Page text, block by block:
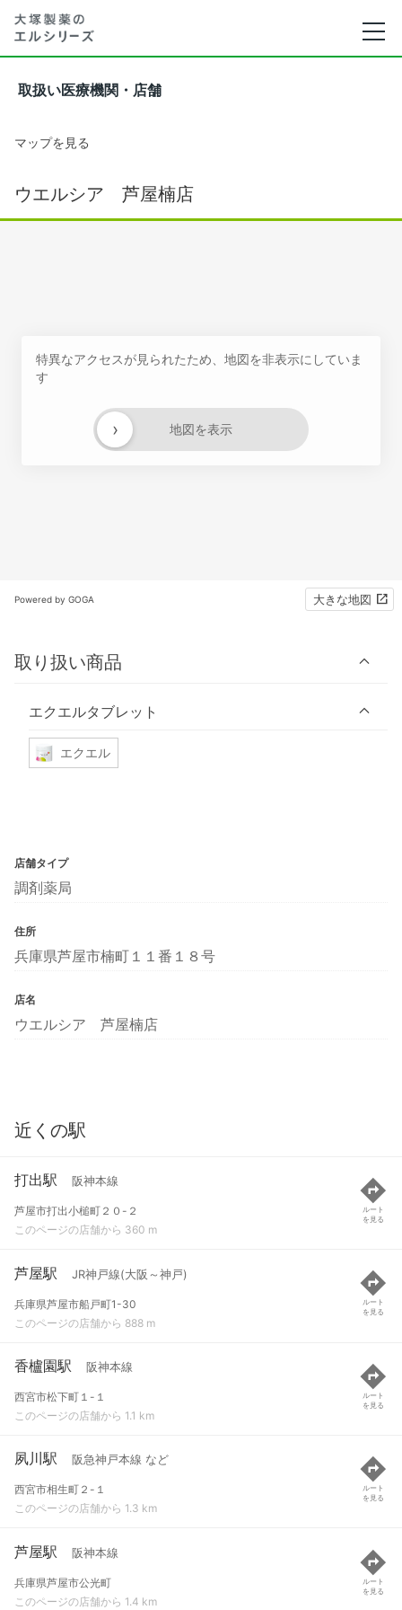
取扱い医療機関・店舗
マップを見る
ウエルシア 芦屋楠店
特異なアクセスが見られたため、地図を非表示にしていま
す
地図を表示
›
Powered by GOGA 大きな地図
取り扱い商品
エクエルタブレット
エクエル
店舗タイプ
調剤薬局
住所
兵庫県芦屋市楠町１１番１８号
店名
ウエルシア 芦屋楠店
近くの駅
打出駅 阪神本線
芦屋市打出小槌町２０-２
このページの店舗から 360 m
ルート
を見る
芦屋駅 JR神戸線(大阪～神戸)
兵庫県芦屋市船戸町1-30
このページの店舗から 888 m
ルート
を見る
香櫨園駅 阪神本線
西宮市松下町１-１
このページの店舗から 1.1 km
ルート
を見る
夙川駅 阪急神戸本線 など
西宮市相生町２-１
このページの店舗から 1.3 km
ルート
を見る
芦屋駅 阪神本線
兵庫県芦屋市公光町
このページの店舗から 1.4 km
ルート
を見る